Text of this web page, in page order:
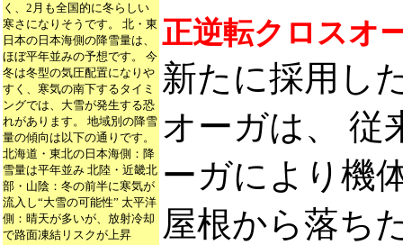
く、2月も全国的に冬らしい
寒さになりそうです。 北・東
日本の日本海側の降雪量は、
ほぼ平年並みの予想です。 今
冬は冬型の気圧配置になりや
すく、寒気の南下するタイミ
ングでは、大雪が発生する恐
れがあります。 地域別の降雪
量の傾向は以下の通りです。
北海道・東北の日本海側：降
雪量は平年並み 北陸・近畿北
部・山陰：冬の前半に寒気が
流入し“大雪の可能性” 太平洋
側：晴天が多いが、放射冷却
で路面凍結リスクが上昇
正逆転クロスオ
新たに採用し
オーガは、 従
ーガにより機
屋根から落ち